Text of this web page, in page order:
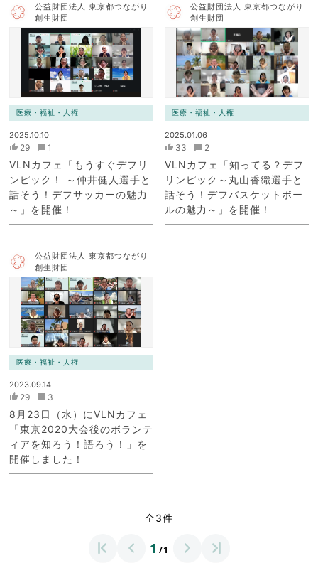
公益財団法人 東京都つながり
創生財団
医療・福祉・人権
2025.10.10
29 1
VLNカフェ「もうすぐデフリ
ンピック！ ～仲井健人選手と
話そう！デフサッカーの魅力
～」を開催！
公益財団法人 東京都つながり
創生財団
医療・福祉・人権
2025.01.06
33 2
VLNカフェ「知ってる？デフ
リンピック～丸山香織選手と
話そう！デフバスケットボー
ルの魅力～」を開催！
公益財団法人 東京都つながり
創生財団
医療・福祉・人権
2023.09.14
29 3
8月23日（水）にVLNカフェ
「東京2020大会後のボランテ
ィアを知ろう！語ろう！」を
開催しました！
全3件
1 /1